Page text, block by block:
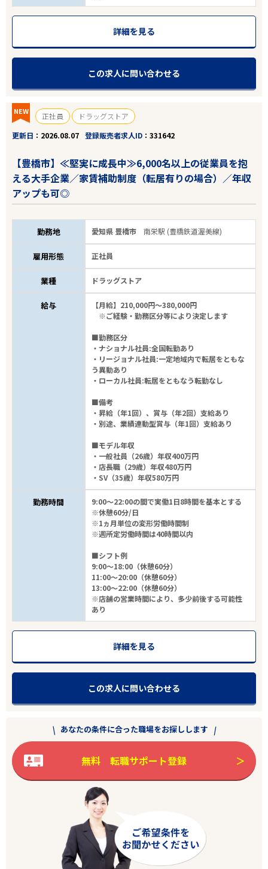
詳細を見る
この求人に問い合わせる
NEW 正社員
ドラッグストア
更新日
2026.08.07 登録販売者求人ID 331642
【豊橋市】≪堅実に成長中≫6,000名以上の従業員を抱
える大手企業／家賃補助制度（転居有りの場合）／年収
アップも可◎
勤務地 愛知県 豊橋市南栄駅 (豊橋鉄道渥美線)
雇用形態 正社員
業種 ドラッグストア
給与
【月給】210,000円～380,000円
※ご経験・勤務区分等により決定します
■勤務区分
・ナショナル社員:全国転勤あり
・リージョナル社員:一定地域内で転居をともな
う異動あり
・ローカル社員:転居をともなう転勤なし
■備考
・昇給（年1回）、賞与（年2回）支給あり
・別途、業績連動型賞与（年1回）支給あり
■モデル年収
・一般社員（26歳）年収400万円
・店長職（29歳）年収480万円
・SV（35歳）年収580万円
勤務時間
9:00～22:00の間で実働1日8時間を基本とする
※休憩60分/日
※1ヵ月単位の変形労働時間制
※週所定労働時間は40時間以内
■シフト例
9:00～18:00（休憩60分）
11:00～20:00（休憩60分）
13:00～22:00（休憩60分）
※店舗の営業時間により、多少前後する可能性
あり
詳細を見る
この求人に問い合わせる
あなたの条件に合った職場をお探しします
無料 転職サポート登録